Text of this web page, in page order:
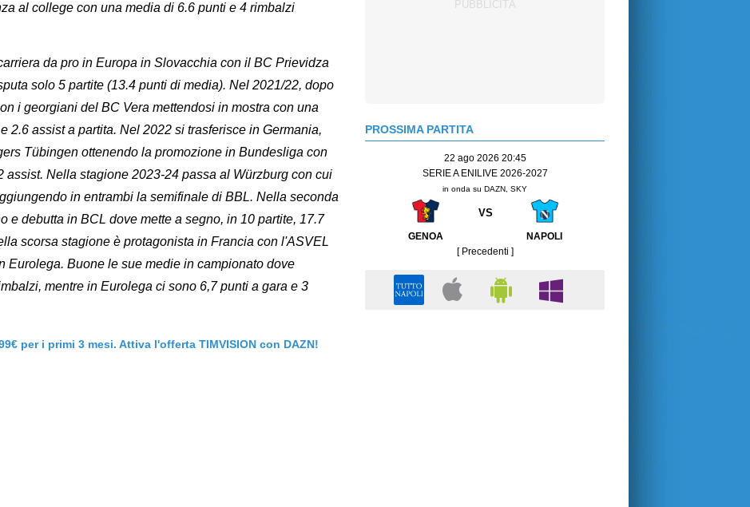
al college con una media di 6.6 punti e 4 rimbalzi
da pro in Europa in Slovacchia con il BC Prievidza
solo 5 partite (13.4 punti di media). Nel 2021/22, dopo
i georgiani del BC Vera mettendosi in mostra con una
2.6 assist a partita. Nel 2022 si trasferisce in Germania,
Tübingen ottenendo la promozione in Bundesliga con
assist. Nella stagione 2023-24 passa al Würzburg con cui
in entrambi la semifinale di BBL. Nella seconda
e debutta in BCL dove mette a segno, in 10 partite, 17.7
scorsa stagione è protagonista in Francia con l'ASVEL
Eurolega. Buone le sue medie in campionato dove
mentre in Eurolega ci sono 6,7 punti a gara e 3
per i primi 3 mesi. Attiva l'offerta TIMVISION con DAZN!
PROSSIMA PARTITA
22 ago 2026 20:45
SERIE A ENILIVE 2026-2027
in onda su DAZN, SKY
VS
GENOA
NAPOLI
[ Precedenti ]